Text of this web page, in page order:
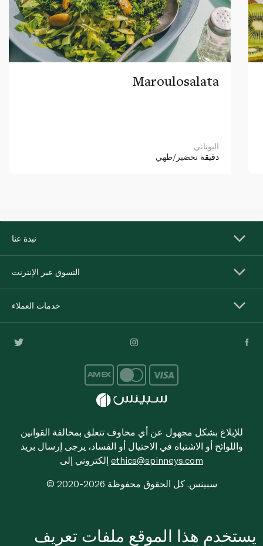
Maroulosalata
اليوناني
دقيقة تحضير/طهي
نبذة عنا
التسوق عبر الإنترنت
خدمات العملاء
للإبلاغ بشكل مجهول عن أي مخاوف تتعلق بمخالفة القوانين
واللوائح أو الاشتباه في الاحتيال أو الفساد، يرجى إرسال بريد
ethics@spinneys.com
© 2020-2026 سبينس. كل الحقوق محفوظة
يستخدم هذا الموقع ملفات تعريف